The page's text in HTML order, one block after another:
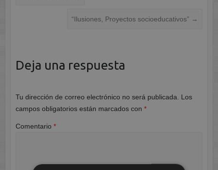
“Ilusiones, Proyectos socioeducativos” →
Deja una respuesta
Tu dirección de correo electrónico no será publicada. Los
campos obligatorios están marcados con *
Comentario *